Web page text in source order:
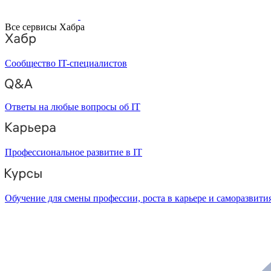
Все сервисы Хабра
Сообщество IT-специалистов
Ответы на любые вопросы об IT
Профессиональное развитие в IT
Обучение для смены профессии, роста в карьере и